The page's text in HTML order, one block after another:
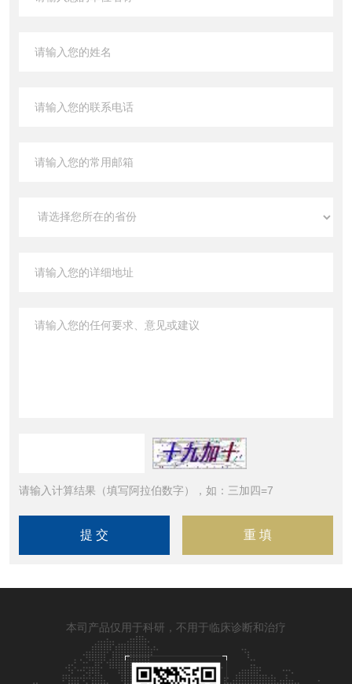
请输入计算结果（填写阿拉伯数字），如：三加四=7
本司产品仅用于科研，不用于临床诊断和治疗